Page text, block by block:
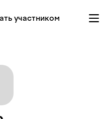
участником